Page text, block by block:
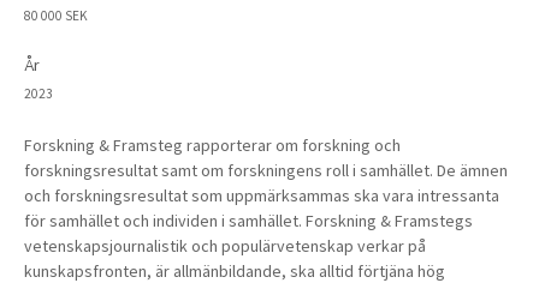
80 000 SEK
År
2023
Forskning & Framsteg rapporterar om forskning och
forskningsresultat samt om forskningens roll i samhället. De ämnen
och forskningsresultat som uppmärksammas ska vara intressanta
för samhället och individen i samhället. Forskning & Framstegs
vetenskapsjournalistik och populärvetenskap verkar på
kunskapsfronten, är allmänbildande, ska alltid förtjäna hög